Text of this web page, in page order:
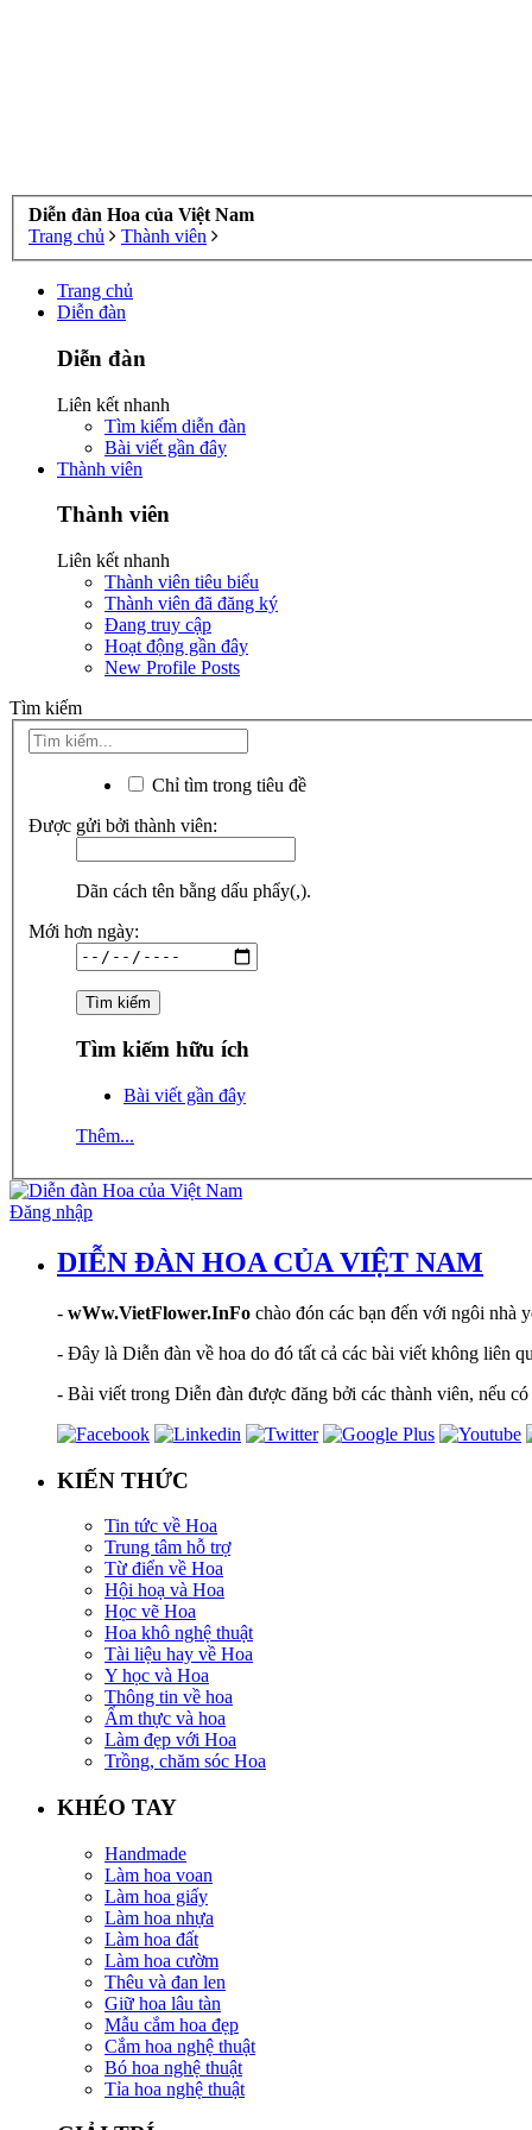
Diễn đàn Hoa của Việt Nam
Trang chủ
Thành viên
Trang chủ
Diễn đàn
Diễn đàn
Liên kết nhanh
Tìm kiếm diễn đàn
Bài viết gần đây
Thành viên
Thành viên
Liên kết nhanh
Thành viên tiêu biểu
Thành viên đã đăng ký
Đang truy cập
Hoạt động gần đây
New Profile Posts
Tìm kiếm
Chỉ tìm trong tiêu đề
Được gửi bởi thành viên:
Dãn cách tên bằng dấu phẩy(,).
Mới hơn ngày:
Tìm kiếm hữu ích
Bài viết gần đây
Thêm...
Đăng nhập
DIỄN ĐÀN HOA CỦA VIỆT NAM
- wWw.VietFlower.InFo chào đón các bạn đến với ngôi nhà
- Đây là Diễn đàn về hoa do đó tất cả các bài viết không liên
- Bài viết trong Diễn đàn được đăng bởi các thành viên, nếu
KIẾN THỨC
Tin tức về Hoa
Trung tâm hỗ trợ
Từ điển về Hoa
Hội hoạ và Hoa
Học vẽ Hoa
Hoa khô nghệ thuật
Tài liệu hay về Hoa
Y học và Hoa
Thông tin về hoa
Ẩm thực và hoa
Làm đẹp với Hoa
Trồng, chăm sóc Hoa
KHÉO TAY
Handmade
Làm hoa voan
Làm hoa giấy
Làm hoa nhựa
Làm hoa đất
Làm hoa cườm
Thêu và đan len
Giữ hoa lâu tàn
Mẫu cắm hoa đẹp
Cắm hoa nghệ thuật
Bó hoa nghệ thuật
Tỉa hoa nghệ thuật